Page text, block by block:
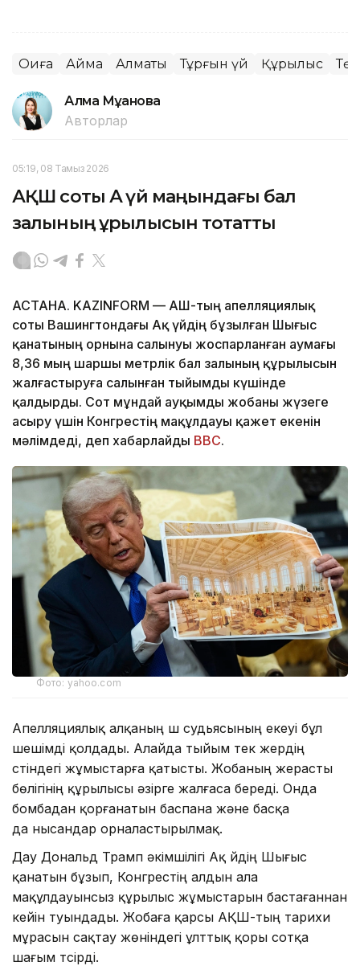
Оқиға Аймақ Алматы Тұрғын үй Құрылыс
Алма Мұқанова
Авторлар
05:19, 08 Тамыз 2026
АҚШ соты Ақ үй маңындағы бал
залының құрылысын тоқтатты
АСТАНА. KAZINFORM — АҚШ-тың апелляциялық
соты Вашингтондағы Ақ үйдің бұзылған Шығыс
қанатының орнына салынуы жоспарланған аумағы
8,36 мың шаршы метрлік бал залының құрылысын
жалғастыруға салынған тыйымды күшінде
қалдырды. Сот мұндай ауқымды жобаны жүзеге
асыру үшін Конгрестің мақұлдауы қажет екенін
мәлімдеді, деп хабарлайды BBC.
Фото: yahoo.com
Апелляциялық алқаның үш судьясының екеуі бұл
шешімді қолдады. Алайда тыйым тек жердің
үстіндегі жұмыстарға қатысты. Жобаның жерасты
бөлігінің құрылысы әзірге жалғаса береді. Онда
бомбадан қорғанатын баспана және басқа
да нысандар орналастырылмақ.
Дау Дональд Трамп әкімшілігі Ақ үйдің Шығыс
қанатын бұзып, Конгрестің алдын ала
мақұлдауынсыз құрылыс жұмыстарын бастағаннан
кейін туындады. Жобаға қарсы АҚШ-тың тарихи
мұрасын сақтау жөніндегі ұлттық қоры сотқа
шағым түсірді.